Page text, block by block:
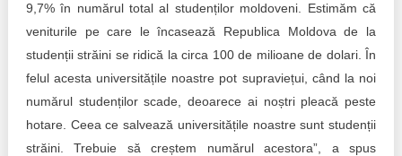
9,7% în numărul total al studenților moldoveni. Estimăm că
veniturile pe care le încasează Republica Moldova de la
studenții străini se ridică la circa 100 de milioane de dolari. În
felul acesta universitățile noastre pot supraviețui, când la noi
numărul studenților scade, deoarece ai noștri pleacă peste
hotare. Ceea ce salvează universitățile noastre sunt studenții
străini. Trebuie să creștem numărul acestora”, a spus